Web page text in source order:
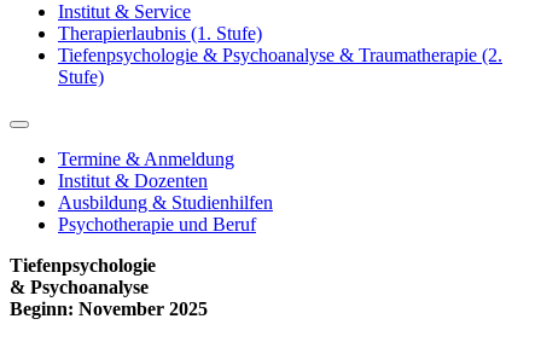
Institut & Service
Therapierlaubnis (1. Stufe)
Tiefenpsychologie & Psychoanalyse & Traumatherapie (2.
Stufe)
Termine & Anmeldung
Institut & Dozenten
Ausbildung & Studienhilfen
Psychotherapie und Beruf
Tiefenpsychologie
& Psychoanalyse
Beginn: November 2025